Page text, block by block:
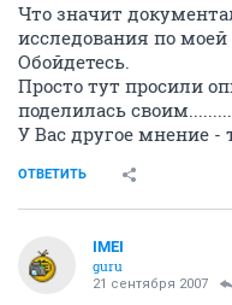
Что значит
исследования по
Обойдетесь.
Просто тут просили
поделилась своим.........
У Вас другое мнение -
ОТВЕТИТЬ
IMEI
guru
21 сентября 2007